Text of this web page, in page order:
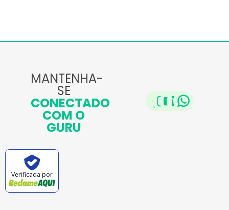
MANTENHA-
SE
CONECTADO
COM O
GURU
Verificada por